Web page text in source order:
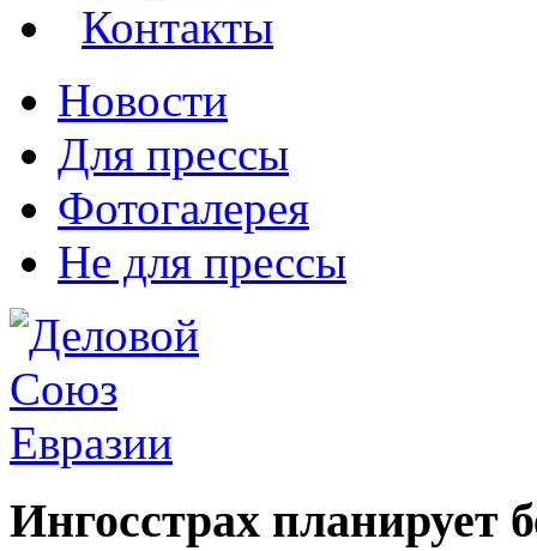
Контакты
Новости
Для прессы
Фотогалерея
Не для прессы
Ингосстрах планирует